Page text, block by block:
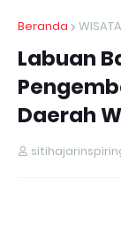
Beranda WISATA
Labuan
Daerah